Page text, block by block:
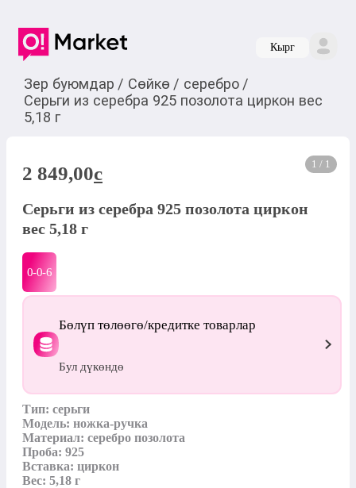
Кырг
Зер буюмдар / Сөйкө / серебро /
Серьги из серебра 925 позолота циркон вес
5,18 г
1 / 1
2 849,00c
Серьги из серебра 925 позолота циркон
вес 5,18 г
0-0-6
Бөлүп төлөөгө/кредитке товарлар
Бул дүкөндө
Тип: серьги
Модель: ножка-ручка
Материал: серебро позолота
Проба: 925
Вставка: циркон
Вес: 5,18 г